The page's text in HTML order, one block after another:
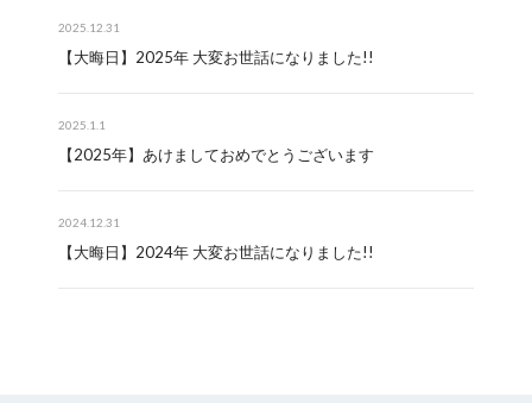
2025.12.31
【大晦日】2025年 大変お世話になりました!!
2025.1.1
【2025年】あけましておめでとうございます
2024.12.31
【大晦日】2024年 大変お世話になりました!!